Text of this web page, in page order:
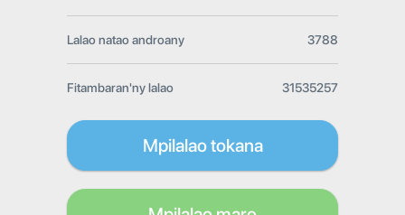
Lalao natao androany 3788
Fitambaran'ny lalao 31535257
Mpilalao tokana